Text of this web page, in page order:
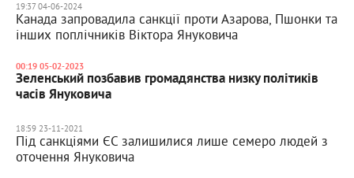
19:37 04-06-2024
Канада запровадила санкції проти Азарова, Пшонки та
інших поплічників Віктора Януковича
00:19 05-02-2023
Зеленський позбавив громадянства низку політиків
часів Януковича
18:59 23-11-2021
Під санкціями ЄС залишилися лише семеро людей з
оточення Януковича